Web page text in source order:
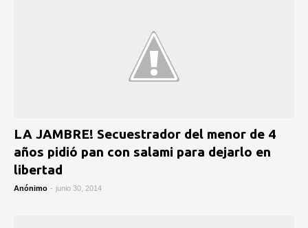
LA JAMBRE! Secuestrador del menor de 4
años pidió pan con salami para dejarlo en
libertad
Anónimo - junio 30, 2014